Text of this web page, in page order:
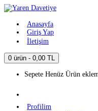
Anasayfa
Giriş Yap
İletişim
0 ürün - 0,00 TL
Sepete Henüz Ürün
Profilim